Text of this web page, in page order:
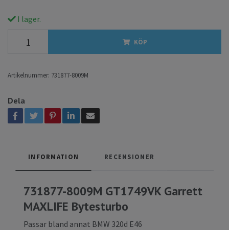
I lager.
KÖP
Artikelnummer: 731877-8009M
Dela
INFORMATION RECENSIONER
731877-8009M GT1749VK Garrett
MAXLIFE Bytesturbo
Passar bland annat BMW 320d E46